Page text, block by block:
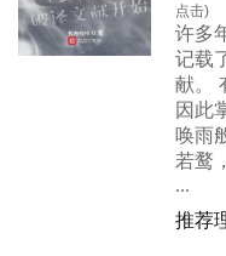
点击)
许多
记载
献。
因此
唤雨
若鹜
...
推荐